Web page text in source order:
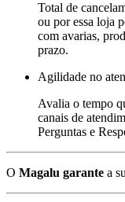
Total de
ou por essa loja
com avarias,
prazo.
Agilidade no
Avalia o tempo
canais de
Perguntas e
O Magalu garante a